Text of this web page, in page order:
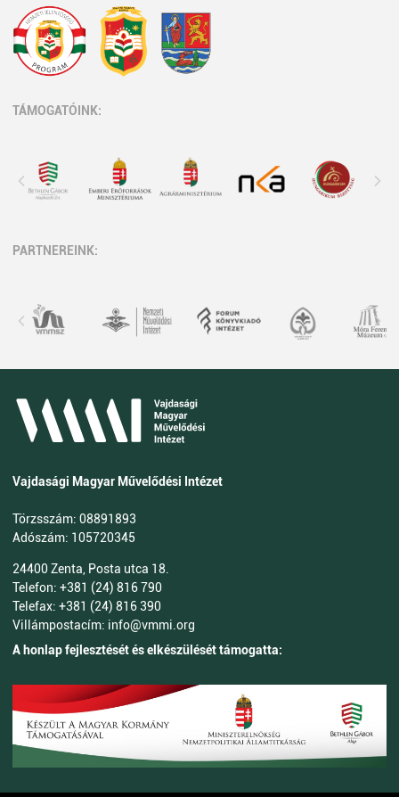
TÁMOGATÓINK:
PARTNEREINK:
Vajdasági Magyar Művelődési Intézet
Törzsszám: 08891893
Adószám: 105720345
24400 Zenta, Posta utca 18.
Telefon: +381 (24) 816 790
Telefax: +381 (24) 816 390
Villámpostacím: info@vmmi.org
A honlap fejlesztését és elkészülését támogatta: